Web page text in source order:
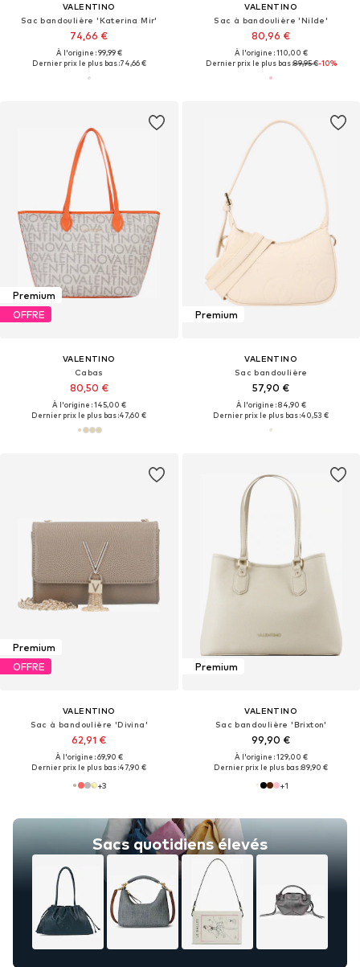
VALENTINO
Sac bandoulière 'Katerina Mir'
74,66 €
À l'origine : 99,99 €
Dernier prix le plus bas :74,66 €
VALENTINO
Sac à bandoulière 'Nilde'
80,96 €
À l'origine : 110,00 €
Dernier prix le plus bas :89,95 €-10%
Premium
OFFRE
VALENTINO
Cabas
80,50 €
À l'origine : 145,00 €
Dernier prix le plus bas :47,60 €
Premium
VALENTINO
Sac bandoulière
57,90 €
À l'origine : 84,90 €
Dernier prix le plus bas :40,53 €
Premium
OFFRE
VALENTINO
Sac à bandoulière 'Divina'
62,91 €
À l'origine : 69,90 €
Dernier prix le plus bas :47,90 €
+3
Sacs quotidiens élevés
Premium
VALENTINO
Sac bandoulière 'Brixton'
99,90 €
À l'origine : 129,00 €
Dernier prix le plus bas :89,90 €
+1